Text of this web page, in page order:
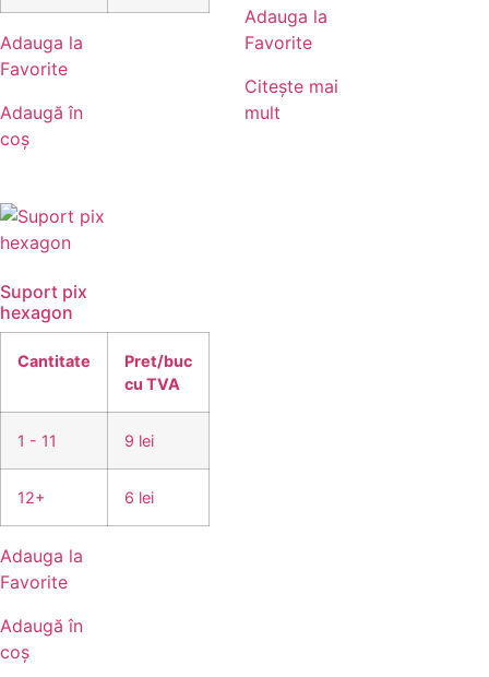
Adauga la
Favorite
Adaugă în
coș
Adauga la
Favorite
Citește mai
mult
Suport pix
hexagon
Cantitate
Pret/buc
cu TVA
1 - 11 9 lei
12+ 6 lei
Adauga la
Favorite
Adaugă în
coș